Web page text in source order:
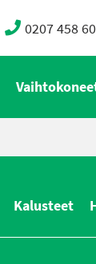
0207 458
Kalusteet